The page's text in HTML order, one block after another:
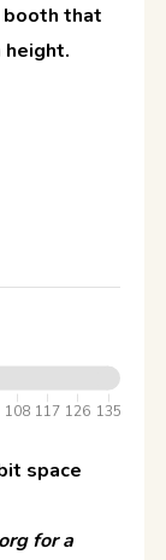
booth that
height.
108 117 126 135
space
for a